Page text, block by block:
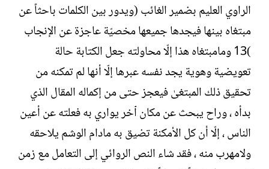
الراوي العليم بضمير الغائب (ويدور بين الكلمات باحثاً عن
مبتغاه بينها فيجدها جميعها مخصيّة عاجزة عن الإنجاب
)13 ومامبتغاه هذا إلّا محاولته جعل الكتابة حالة
تعويضية وهوية يجد نفسه عبرها إلّا أنها لم تمكنه من
تحقيق ذلك المبتغىٰ فيعجز حتى من إكماله المقال الذي
بدأه ، وراح يبحث عن مكان ٱخر يواري به فعلته عن أعين
الناس ، إلّا أن كل الأمكنة تضيق به مادام الوشم يلاحقه
ولامهرب منه ، فقد شاء النص الروائي إلى التعامل مع زمن